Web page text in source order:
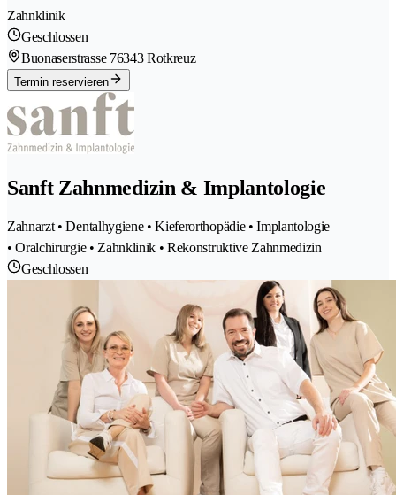
Zahnklinik
Geschlossen
Buonaserstrasse 76343 Rotkreuz
Termin reservieren
Sanft Zahnmedizin & Implantologie
Zahnarzt • Dentalhygiene • Kieferorthopädie • Implantologie
• Oralchirurgie • Zahnklinik • Rekonstruktive Zahnmedizin
Geschlossen